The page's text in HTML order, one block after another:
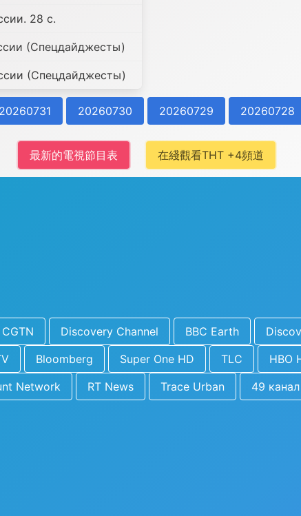
28 с.
(Спецдайджесты)
(Спецдайджесты)
20260731 20260730 20260729 20260728
最新的電視節目表 在綫觀看ТНТ +4頻道
CGTN Discovery Channel BBC Earth
Bloomberg Super One HD TLC
HBO
Network RT News Trace Urban
49 канал